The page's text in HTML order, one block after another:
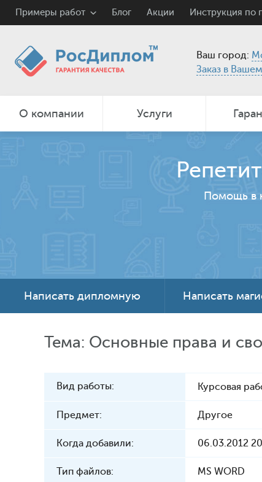
Примеры работ Блог Акции Инструкция по
Ваш город:
Заказ в
О компании Услуги
Помощь в
Написать дипломную Написать
Тема: Основные права и
Вид работы: Курсовая
Предмет: Другое
Когда добавили: 06.03.2012
Тип файлов: MS WORD